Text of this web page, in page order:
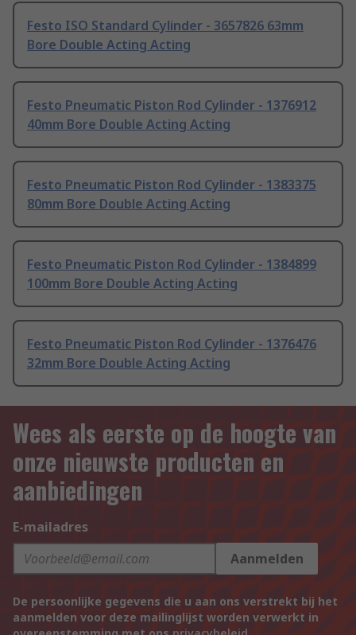
Festo ISO Standard Cylinder - 3657826 63mm
Bore Double Acting Acting
Festo Pneumatic Piston Rod Cylinder - 1376912
40mm Bore Double Acting Acting
Festo Pneumatic Piston Rod Cylinder - 1383375
80mm Bore Double Acting Acting
Festo Pneumatic Piston Rod Cylinder - 1384899
100mm Bore Double Acting Acting
Festo Pneumatic Piston Rod Cylinder - 1376476
32mm Bore Double Acting Acting
Wees als eerste op de hoogte van
onze nieuwste producten en
aanbiedingen
E-mailadres
Aanmelden
De persoonlijke gegevens die u aan ons verstrekt bij het
aanmelden voor deze mailinglijst worden verwerkt in